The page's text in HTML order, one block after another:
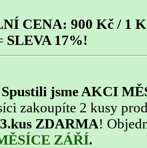
CENA: 900 Kč / 1
SLEVA 17%!
Spustili jsme AKCI
zakoupíte 2 kusy
3.kus ZDARMA!
ZÁŘÍ.